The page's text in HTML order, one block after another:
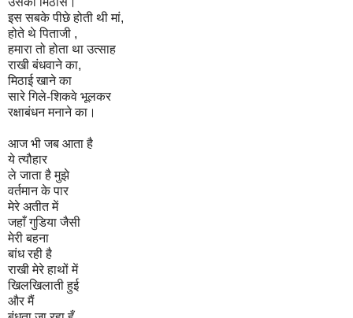
इस सबके पीछे होती थी मां,
होते थे पिताजी ,
हमारा तो होता था उत्साह
राखी बंधवाने का,
मिठाई खाने का
सारे गिले-शिकवे भूलकर
रक्षाबंधन मनाने का।
आज भी जब आता है
ये त्यौहार
ले जाता है मुझे
वर्तमान के पार
मेरे अतीत में
जहाँ गुडिया जैसी
मेरी बहना
बांध रही है
राखी मेरे हाथों में
खिलखिलाती हुई
और मैं